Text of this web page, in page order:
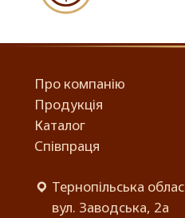
Про компанію
Продукція
Каталог
Співпраця
Тернопільська
вул. Заводська, 2а